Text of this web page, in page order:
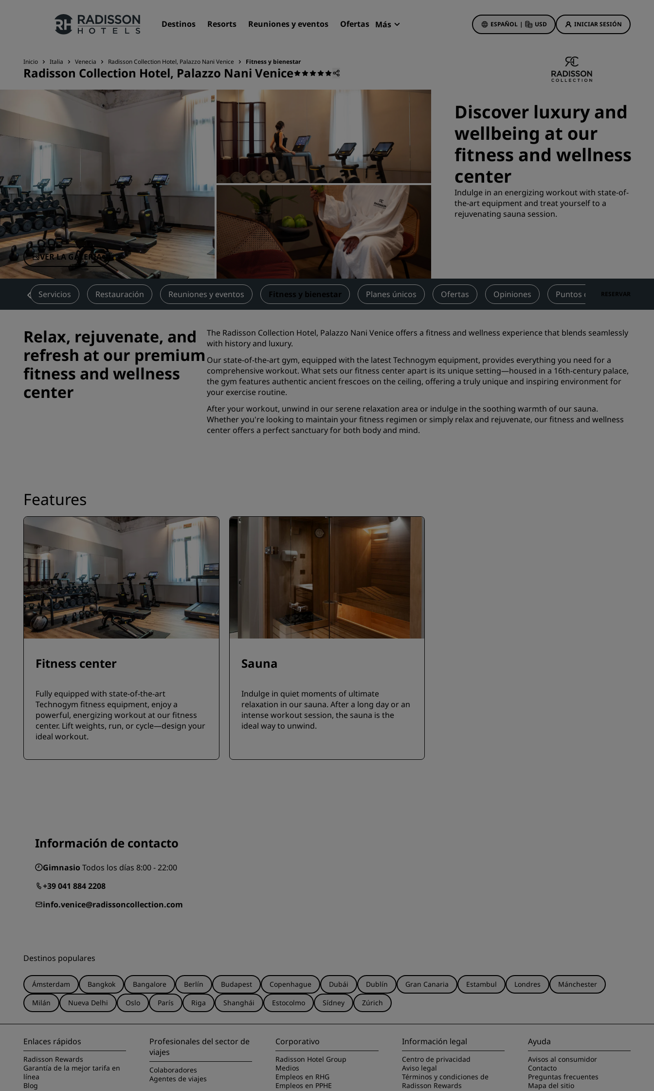
Destinos Resorts Reuniones y eventos Ofertas Más ESPAÑOL | USD INICIAR SESIÓN
Nuestras marcas
Marcas de Radisson Hotels
Marcas afiliadas en China
Encuentra tu hotel
Hoteles en el aeropuerto
Hoteles nuevos y de próxima
apertura
Reuniones y eventos
Descubre Radisson Meetings
Reserva un espacio de reuniones
Solicita un presupuesto
Destinos para eventos
Soluciones sectoriales
Buscar vuelos
Buscar restaurantes
Aplicación de Radisson Hotels
Ofertas de hotel
A la primera va la vencida
Ofertas especiales
Reservar con antelación
Consultar nuestros paquetes
Ideas de viaje
Hoteles para familias
Rad Pets
deportivos
Viajeros de negocios
Hoteles en el centro de la ciudad
Descubre Radisson Rewards
Ventajas
Cómo utilizar los puntos
Cómo obtener puntos
Inicio Italia Venecia Radisson Collection Hotel, Palazzo Nani Venice Fitness y bienestar
Radisson Collection Hotel, Palazzo Nani Venice
VER LA GALERÍA
Discover luxury and
wellbeing at our
fitness and wellness
center
Indulge in an energizing workout with state-of-
the-art equipment and treat yourself to a
rejuvenating sauna session.
Servicios Restauración Reuniones y eventos Fitness y bienestar Planes únicos Ofertas Opiniones Puntos de interés
RESERVAR
Relax, rejuvenate, and
refresh at our premium
fitness and wellness
center
The Radisson Collection Hotel, Palazzo Nani Venice offers a fitness and wellness experience that blends seamlessly
with history and luxury.
Our state-of-the-art gym, equipped with the latest Technogym equipment, provides everything you need for a
comprehensive workout. What sets our fitness center apart is its unique setting—housed in a 16th-century palace,
the gym features authentic ancient frescoes on the ceiling, offering a truly unique and inspiring environment for
your exercise routine.
After your workout, unwind in our serene relaxation area or indulge in the soothing warmth of our sauna.
Whether you're looking to maintain your fitness regimen or simply relax and rejuvenate, our fitness and wellness
center offers a perfect sanctuary for both body and mind.
Features
Fitness center
Fully equipped with state-of-the-art
Technogym fitness equipment, enjoy a
powerful, energizing workout at our fitness
center. Lift weights, run, or cycle—design your
ideal workout.
Sauna
Indulge in quiet moments of ultimate
relaxation in our sauna. After a long day or an
intense workout session, the sauna is the
ideal way to unwind.
Información de contacto
Gimnasio Todos los días 8:00 - 22:00
+39 041 884 2208
info.venice@radissoncollection.com
Destinos populares
Ámsterdam Bangkok Bangalore Berlín Budapest Copenhague Dubái Dublín Gran Canaria Estambul Londres
Mánchester
Milán
Nueva Delhi Oslo París Riga Shanghái Estocolmo Sídney Zúrich
Enlaces rápidos
Radisson Rewards
Garantía de la mejor tarifa en
línea
Blog
Profesionales del sector de
viajes
Colaboradores
Agentes de viajes
Corporativo
Radisson Hotel Group
Medios
Empleos en RHG
Empleos en PPHE
Información legal
Centro de privacidad
Aviso legal
Términos y condiciones de
Radisson Rewards
Ayuda
Avisos al consumidor
Contacto
Preguntas frecuentes
Mapa del sitio